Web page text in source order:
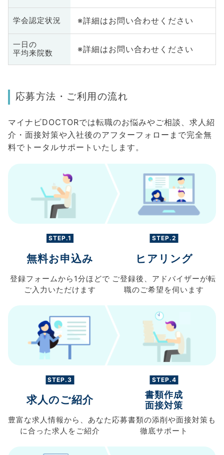
学会認定状況 ※詳細はお問い合わせください
一日の
平均来院数
※詳細はお問い合わせください
応募方法・ご利用の流れ
マイナビDOCTORでは転職のお悩みやご相談、求人紹
介・面接対策や入社後のアフターフォローまで完全無
料でトータルサポートいたします。
STEP.1
無料お申込み
登録フォームから 1分ほどで
ご入力 いただけます
STEP.2
ヒアリング
ご登録後、 アドバイザーが転
職のご希望を伺います
STEP.3
求人のご紹介
豊富な求人情報から、 あなた
に合った求人を ご紹介
STEP.4
書類作成
面接対策
応募書類の添削や面接対策も
徹底サポート